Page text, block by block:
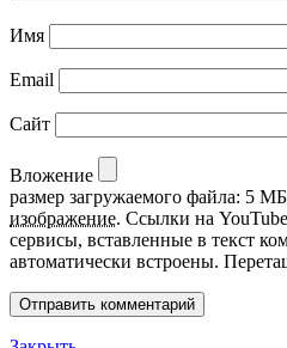
Имя
Email
Сайт
Вложение
размер загружаемого файла: 5
изображение. Ссылки на
сервисы, вставленные в текст
автоматически встроены.